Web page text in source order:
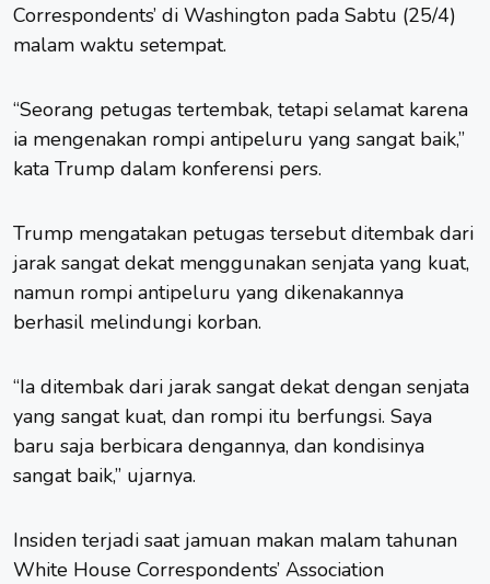
Correspondents’ di Washington pada Sabtu (25/4)
malam waktu setempat.
“Seorang petugas tertembak, tetapi selamat karena
ia mengenakan rompi antipeluru yang sangat baik,”
kata Trump dalam konferensi pers.
Trump mengatakan petugas tersebut ditembak dari
jarak sangat dekat menggunakan senjata yang kuat,
namun rompi antipeluru yang dikenakannya
berhasil melindungi korban.
“Ia ditembak dari jarak sangat dekat dengan senjata
yang sangat kuat, dan rompi itu berfungsi. Saya
baru saja berbicara dengannya, dan kondisinya
sangat baik,” ujarnya.
Insiden terjadi saat jamuan makan malam tahunan
White House Correspondents’ Association